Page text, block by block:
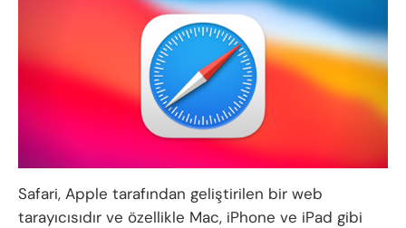
Safari, Apple tarafından geliştirilen bir web
tarayıcısıdır ve özellikle Mac, iPhone ve iPad gibi